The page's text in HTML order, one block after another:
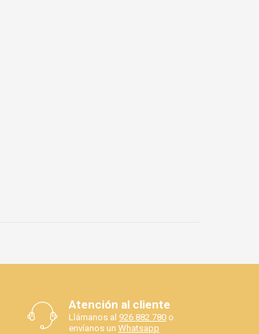
Atención al cliente
Llámanos al 926 882 780 o
envíanos un Whatsapp